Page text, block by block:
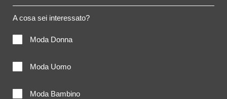
A cosa sei interessato?
Moda Donna
Moda Uomo
Moda Bambino